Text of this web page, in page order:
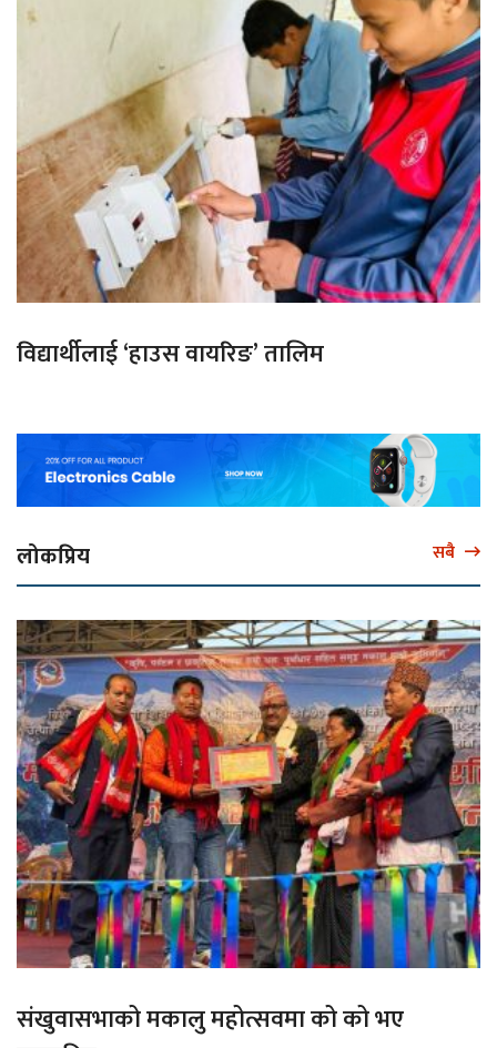
विद्यार्थीलाई ‘हाउस वायरिङ’ तालिम
लोकप्रिय सबै
संखुवासभाको मकालु महोत्सवमा को को भए